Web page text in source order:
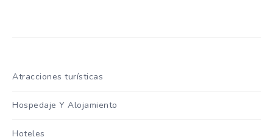
Atracciones turísticas
Hospedaje Y Alojamiento
Hoteles